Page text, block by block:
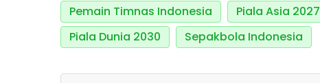
Pemain Timnas Indonesia Piala Asia 2027
Piala Dunia 2030
Sepakbola Indonesia